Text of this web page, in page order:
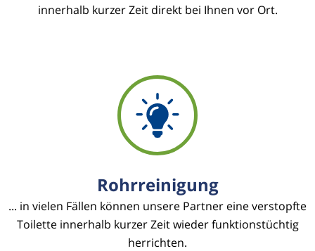
innerhalb kurzer Zeit direkt bei Ihnen vor Ort.
Rohrreinigung
... in vielen Fällen können unsere Partner eine verstopfte
Toilette innerhalb kurzer Zeit wieder funktionstüchtig
herrichten.